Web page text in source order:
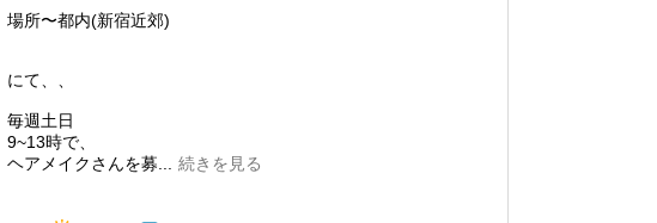
場所〜都内(新宿近郊)
にて、、
毎週土日
9~13時で、
ヘアメイクさんを募...
続きを見る